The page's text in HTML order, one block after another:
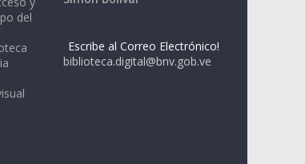
del
Escribe al Correo Electrónico!
biblioteca.digital@bnv.gob.ve